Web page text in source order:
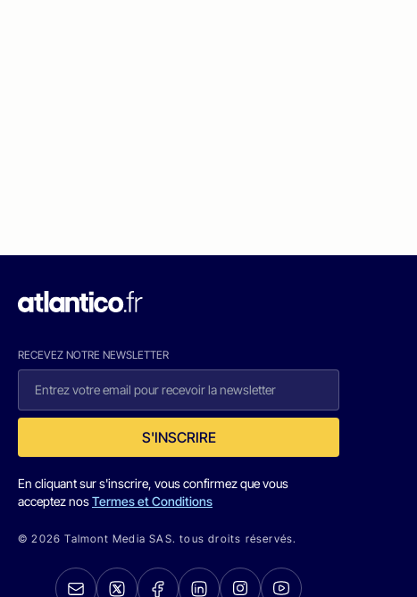
RECEVEZ NOTRE NEWSLETTER
S'INSCRIRE
En cliquant sur s'inscrire, vous confirmez que vous
acceptez nosTermes et Conditions
© 2026 Talmont Media SAS. tous droits réservés.